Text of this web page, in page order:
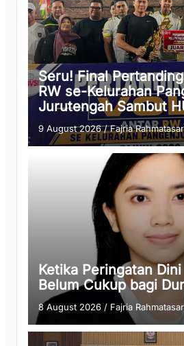
Seru! Final
RW se-Kelurahan
Jurutengah Sambut
9 August 2026/Fajria
Ketika Peringatan
Belum Cukup bagi
8 August 2026 / Fajria